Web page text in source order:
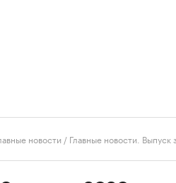
новости / Главные новости.